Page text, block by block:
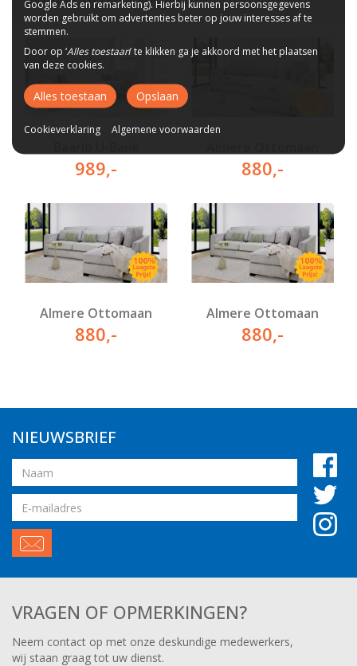
989,- 880,-
Almere Ottomaan
880,-
Almere Ottomaan
880,-
NIEUWSBRIEF
Naam
Email
adres
VRAGEN OF OPMERKINGEN?
Neem contact op met onze deskundige medewerkers,
wij staan graag tot uw dienst.
Google Ads en remarketing). Hierbij kunnen persoonsgegevens
worden gebruikt om advertenties beter op jouw interesses af te
stemmen.
Door op ‘Alles toestaan’ te klikken ga je akkoord met het plaatsen
van deze cookies.
Alles toestaan Opslaan
Cookieverklaring Algemene voorwaarden